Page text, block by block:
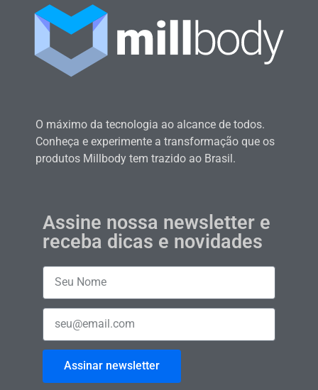
O máximo da tecnologia ao alcance de todos.
Conheça e experimente a transformação que os
produtos Millbody tem trazido ao Brasil.
Assine nossa newsletter e
receba dicas e novidades
Assinar newsletter